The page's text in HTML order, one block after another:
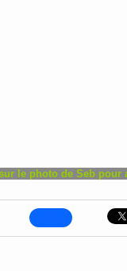
le photo de Seb pour